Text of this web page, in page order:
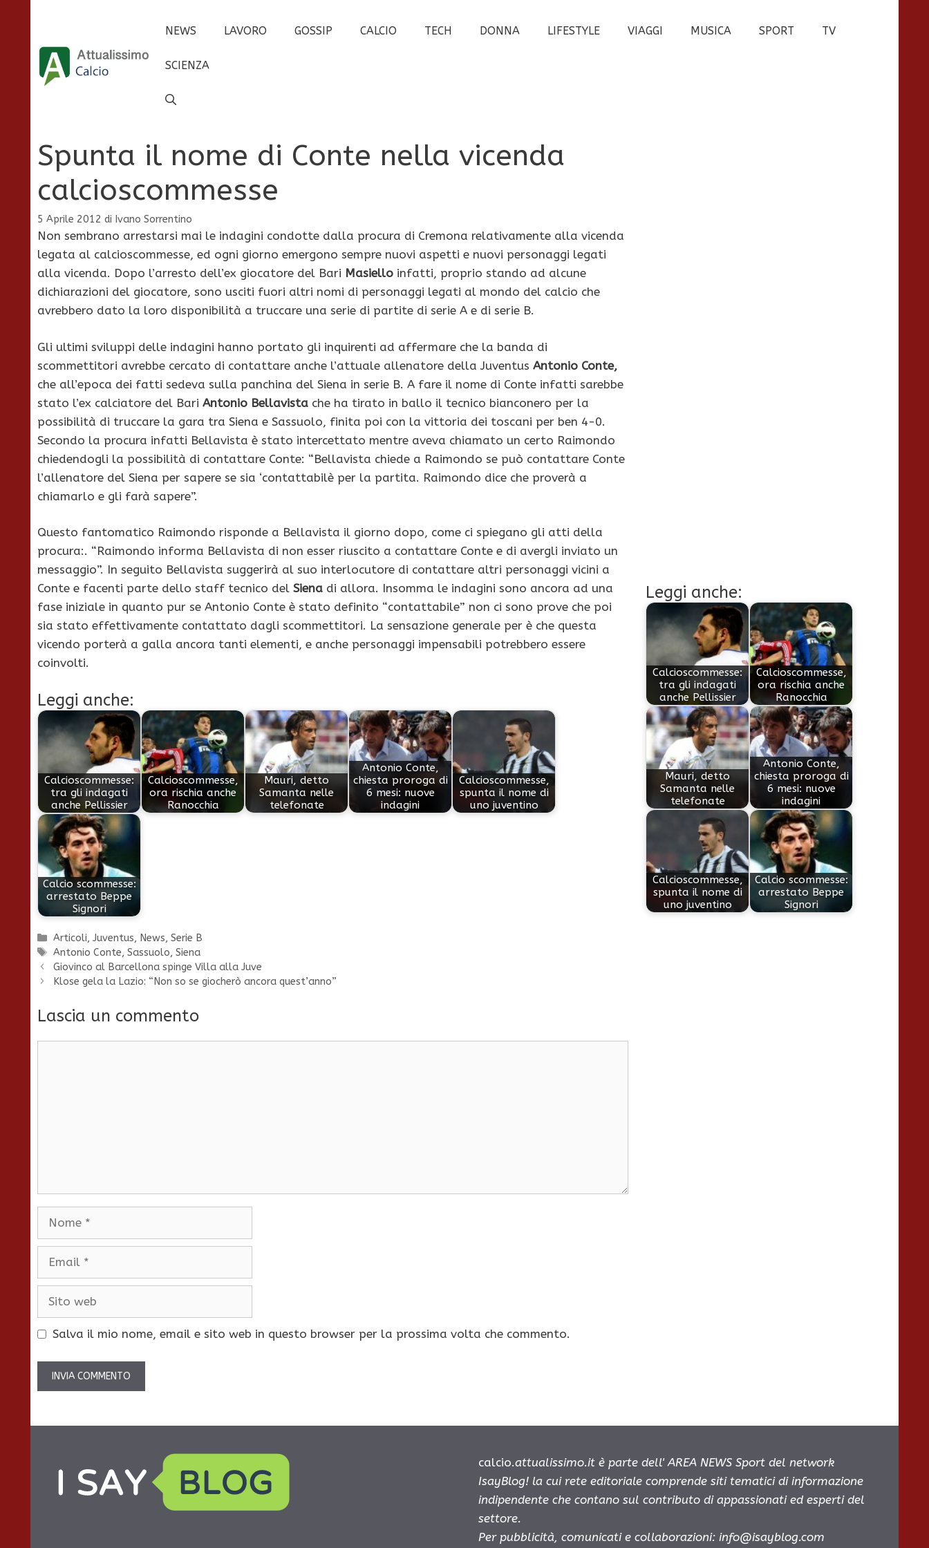
contenuto
NEWS LAVORO GOSSIP CALCIO TECH DONNA LIFESTYLE VIAGGI MUSICA SPORT TV
SCIENZA
Spunta il nome di Conte nella vicenda
calcioscommesse
5 Aprile 2012 di Ivano Sorrentino
Non sembrano arrestarsi mai le indagini condotte dalla procura di Cremona relativamente alla vicenda
legata al calcioscommesse, ed ogni giorno emergono sempre nuovi aspetti e nuovi personaggi legati
alla vicenda. Dopo l’arresto dell’ex giocatore del Bari Masiello infatti, proprio stando ad alcune
dichiarazioni del giocatore, sono usciti fuori altri nomi di personaggi legati al mondo del calcio che
avrebbero dato la loro disponibilità a truccare una serie di partite di serie A e di serie B.
Gli ultimi sviluppi delle indagini hanno portato gli inquirenti ad affermare che la banda di
scommettitori avrebbe cercato di contattare anche l’attuale allenatore della Juventus Antonio Conte,
che all’epoca dei fatti sedeva sulla panchina del Siena in serie B. A fare il nome di Conte infatti sarebbe
stato l’ex calciatore del Bari Antonio Bellavista che ha tirato in ballo il tecnico bianconero per la
possibilità di truccare la gara tra Siena e Sassuolo, finita poi con la vittoria dei toscani per ben 4-0.
Secondo la procura infatti Bellavista è stato intercettato mentre aveva chiamato un certo Raimondo
chiedendogli la possibilità di contattare Conte: “Bellavista chiede a Raimondo se può contattare Conte
l’allenatore del Siena per sapere se sia ‘contattabilè per la partita. Raimondo dice che proverà a
chiamarlo e gli farà sapere”.
Questo fantomatico Raimondo risponde a Bellavista il giorno dopo, come ci spiegano gli atti della
procura:. “Raimondo informa Bellavista di non esser riuscito a contattare Conte e di avergli inviato un
messaggio”. In seguito Bellavista suggerirà al suo interlocutore di contattare altri personaggi vicini a
Conte e facenti parte dello staff tecnico del Siena di allora. Insomma le indagini sono ancora ad una
fase iniziale in quanto pur se Antonio Conte è stato definito “contattabile” non ci sono prove che poi
sia stato effettivamente contattato dagli scommettitori. La sensazione generale per è che questa
vicendo porterà a galla ancora tanti elementi, e anche personaggi impensabili potrebbero essere
coinvolti.
Leggi anche:
Calcioscommesse:
tra gli indagati
anche Pellissier
Calcioscommesse,
ora rischia anche
Ranocchia
Mauri, detto
Samanta nelle
telefonate
Antonio Conte,
chiesta proroga di
6 mesi: nuove
indagini
Calcioscommesse,
spunta il nome di
uno juventino
Calcio scommesse:
arrestato Beppe
Signori
Categorie
Articoli,Juventus, News,Serie B
Tag
Antonio Conte,Sassuolo,Siena
Giovinco al Barcellona spinge Villa alla Juve
Klose gela la Lazio: “Non so se giocherò ancora quest’anno”
Lascia un commento
Nome
Email
Sito
Salva il mio nome, email e sito web in questo browser per la prossima volta che commento.
Leggi anche:
Calcioscommesse:
tra gli indagati
anche Pellissier
Calcioscommesse,
ora rischia anche
Ranocchia
Mauri, detto
Samanta nelle
telefonate
Antonio Conte,
chiesta proroga di
6 mesi: nuove
indagini
Calcioscommesse,
spunta il nome di
uno juventino
Calcio scommesse:
arrestato Beppe
Signori
calcio.attualissimo.it è parte dell' AREA NEWS Sport del network
IsayBlog! la cui rete editoriale comprende siti tematici di informazione
indipendente che contano sul contributo di appassionati ed esperti del
settore.
Per pubblicità, comunicati e collaborazioni: info@isayblog.com